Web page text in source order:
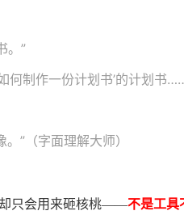
。”
何制作一份计划书’的计划书
”（字面理解大师）
只会用来砸核桃——不是工具